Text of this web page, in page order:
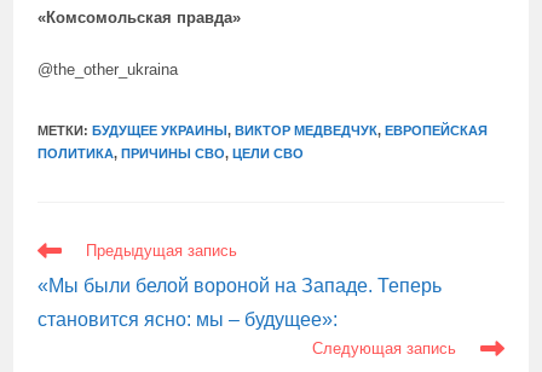
«Комсомольская правда»
@the_other_ukraina
МЕТКИ:БУДУЩЕЕ УКРАИНЫ, ВИКТОР МЕДВЕДЧУК, ЕВРОПЕЙСКАЯ
ПОЛИТИКА, ПРИЧИНЫ СВО, ЦЕЛИ СВО
ЕЩЕ
СТАТЬИ
Предыдущая запись
«Мы были белой вороной на Западе. Теперь
становится ясно: мы – будущее»:
Следующая запись